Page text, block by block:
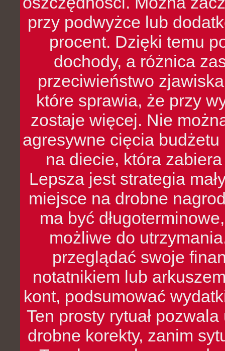
przy podwyżce lub
procent. Dzięki temu
dochody, a różnica
przeciwieństwo
które sprawia, że przy
zostaje więcej. Nie
agresywne cięcia
na diecie, która
Lepsza jest strategia
miejsce na drobne
ma być
możliwe do
przeglądać swoje
notatnikiem lub
kont, podsumować
Ten prosty rytuał
drobne korekty, zanim